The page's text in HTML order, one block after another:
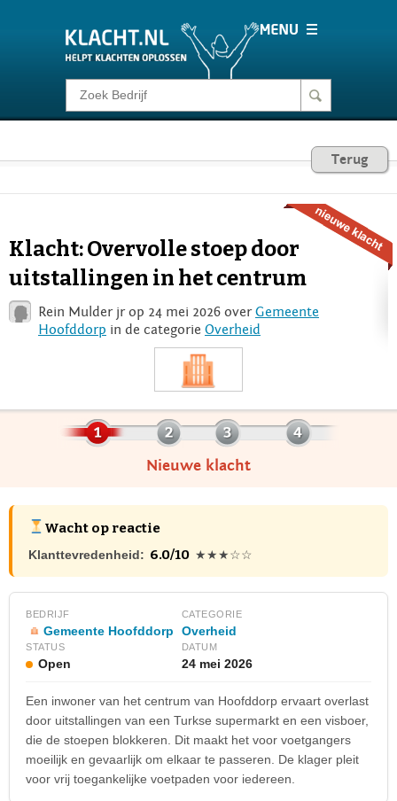
Klacht melden
Consumentenrecht
Voor Bedrijven
Login
Terug
Klacht: Overvolle stoep door
uitstallingen in het centrum
Rein Mulder jr op 24 mei 2026 overGemeente
Hoofddorp in de categorie Overheid
Nieuwe klacht
Wacht op reactie
Klanttevredenheid: 6.0/10 ★★★☆☆
BEDRIJF
Gemeente Hoofddorp
CATEGORIE
Overheid
STATUS
Open
DATUM
24 mei 2026
Een inwoner van het centrum van Hoofddorp ervaart overlast
door uitstallingen van een Turkse supermarkt en een visboer,
die de stoepen blokkeren. Dit maakt het voor voetgangers
moeilijk en gevaarlijk om elkaar te passeren. De klager pleit
voor vrij toegankelijke voetpaden voor iedereen.